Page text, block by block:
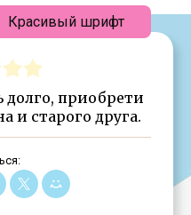
долго, приобрети
и старого друга.
Красивый шрифт